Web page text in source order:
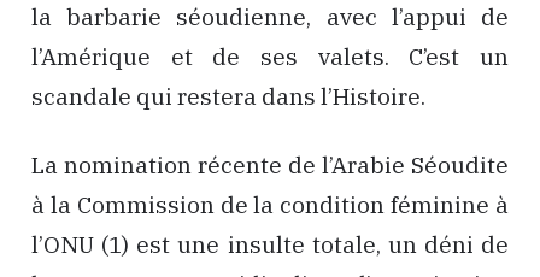
la barbarie séoudienne, avec l’appui de
l’Amérique et de ses valets. C’est un
scandale qui restera dans l’Histoire.
La nomination récente de l’Arabie Séoudite
à la Commission de la condition féminine à
l’ONU (1) est une insulte totale, un déni de